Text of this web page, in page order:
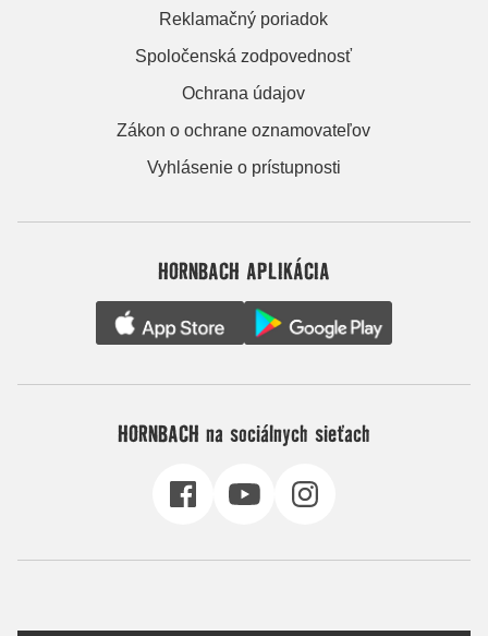
Reklamačný poriadok
Spoločenská zodpovednosť
Ochrana údajov
Zákon o ochrane oznamovateľov
Vyhlásenie o prístupnosti
HORNBACH APLIKÁCIA
HORNBACH na sociálnych sieťach